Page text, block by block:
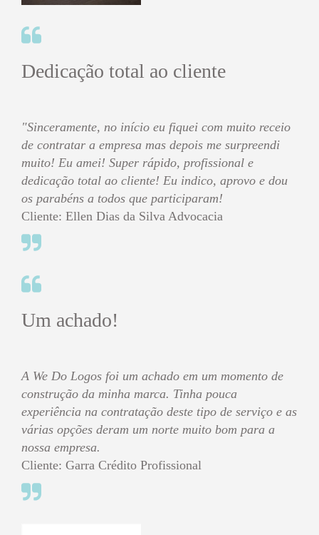
Dedicação total ao cliente
"Sinceramente, no início eu fiquei com muito receio
de contratar a empresa mas depois me surpreendi
muito! Eu amei! Super rápido, profissional e
dedicação total ao cliente! Eu indico, aprovo e dou
os parabéns a todos que participaram!
Cliente: Ellen Dias da Silva Advocacia
Um achado!
A We Do Logos foi um achado em um momento de
construção da minha marca. Tinha pouca
experiência na contratação deste tipo de serviço e as
várias opções deram um norte muito bom para a
nossa empresa.
Cliente: Garra Crédito Profissional